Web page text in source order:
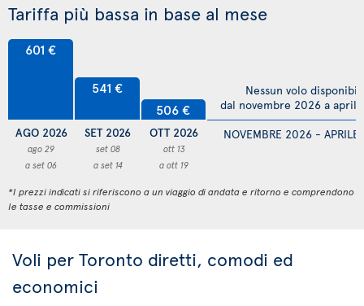
Tariffa più bassa in base al mese
601 €
AGO 2026
ago 29
a set 06
541 €
SET 2026
set 08
a set 14
506 €
OTT 2026
ott 13
a ott 19
NOVEMBRE 2026 -
Nessun volo
dal novembre 2026 a
*I prezzi indicati si riferiscono a un viaggio di andata e ritorno e comprendono
le tasse e commissioni
Voli per Toronto diretti, comodi ed
economici